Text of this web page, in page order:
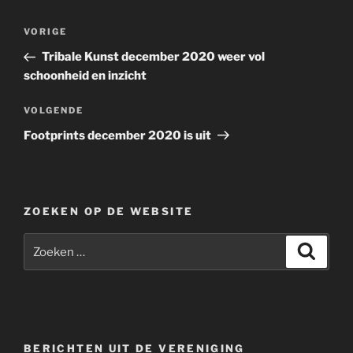
Berichtnavigatie
Vorig
bericht
VORIGE
Tribale Kunst december 2020 weer vol
schoonheid en inzicht
Volgend
bericht
VOLGENDE
Footprints december 2020 is uit
ZOEKEN OP DE WEBSITE
naar:
BERICHTEN UIT DE VERENIGING